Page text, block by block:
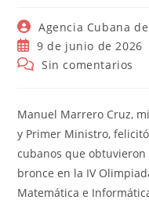
Autor
de
la
entrada:
Agencia Cubana
Publicación
de
9 de junio de 2026
Comentarios
entrada:
Sin comentarios
Manuel Marrero Cruz,
y Primer Ministro,
cubanos que
bronce en la IV
Matemática e